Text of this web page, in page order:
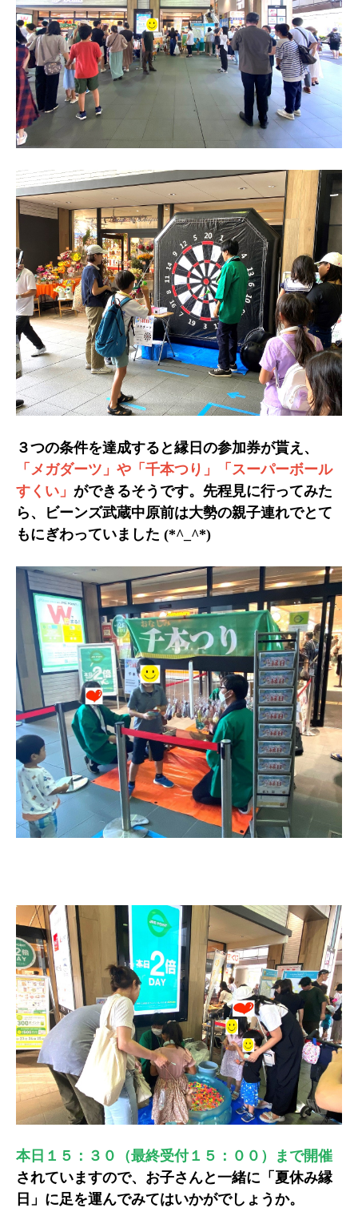
３つの条件を達成すると縁日の参加券が貰え、
「メガダーツ」や「千本つり」「スーパーボール
すくい」 ができるそうです。先程見に行ってみた
ら、ビーンズ武蔵中原前は大勢の親子連れでとて
もにぎわっていました (*^_^*)
本日１５：３０（最終受付１５：００）まで開催
されていますので、お子さんと一緒に「夏休み縁
日」に足を運んでみてはいかがでしょうか。